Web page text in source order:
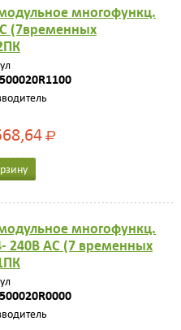
многофункц.
(7временных
Р
многофункц.
240B AC (7 временных